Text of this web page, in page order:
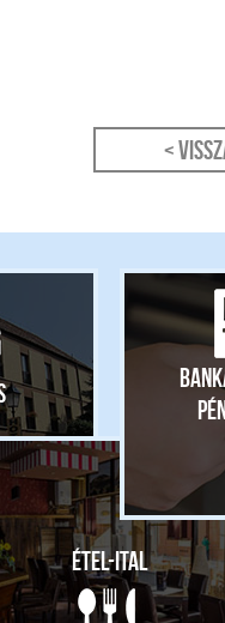
<
Étel-ital